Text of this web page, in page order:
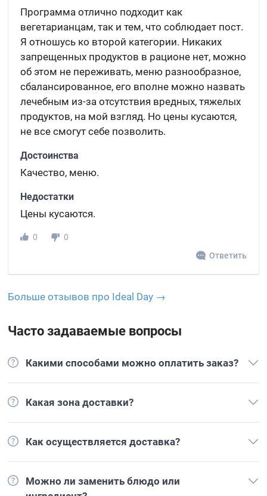
Программа отлично подходит как
вегетарианцам, так и тем, что соблюдает пост.
Я отношусь ко второй категории. Никаких
запрещенных продуктов в рационе нет, можно
об этом не переживать, меню разнообразное,
сбалансированное, его вполне можно назвать
лечебным из-за отсутствия вредных, тяжелых
продуктов, на мой взгляд. Но цены кусаются,
не все смогут себе позволить.
Достоинства
Качество, меню.
Недостатки
Цены кусаются.
0
0
Ответить
Больше отзывов про Ideal Day →
Часто задаваемые вопросы
Какими способами можно оплатить заказ?
Какая зона доставки?
Как осуществляется доставка?
Можно ли заменить блюдо или